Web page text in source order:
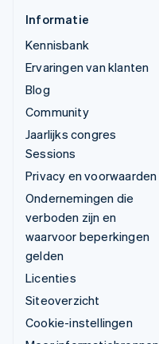
Informatie
Kennisbank
Ervaringen van klanten
Blog
Community
Jaarlijks congres
Sessions
Privacy en voorwaarden
Ondernemingen die
verboden zijn en
waarvoor beperkingen
gelden
Licenties
Siteoverzicht
Cookie-instellingen